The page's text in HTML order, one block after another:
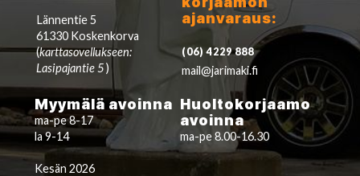
Lännentie 5
61330 Koskenkorva
(karttasovellukseen:
Lasipajantie 5)
ajanvaraus:
(06) 4229 888
mail@jarimaki.fi
Myymälä avoinna
ma-pe 8-17
la 9-14
Kesän 2026
Huoltokorjaamo
avoinna
ma-pe 8.00-16.30